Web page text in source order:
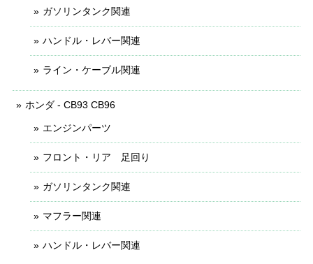
ガソリンタンク関連
ハンドル・レバー関連
ライン・ケーブル関連
ホンダ - CB93 CB96
エンジンパーツ
フロント・リア 足回り
ガソリンタンク関連
マフラー関連
ハンドル・レバー関連